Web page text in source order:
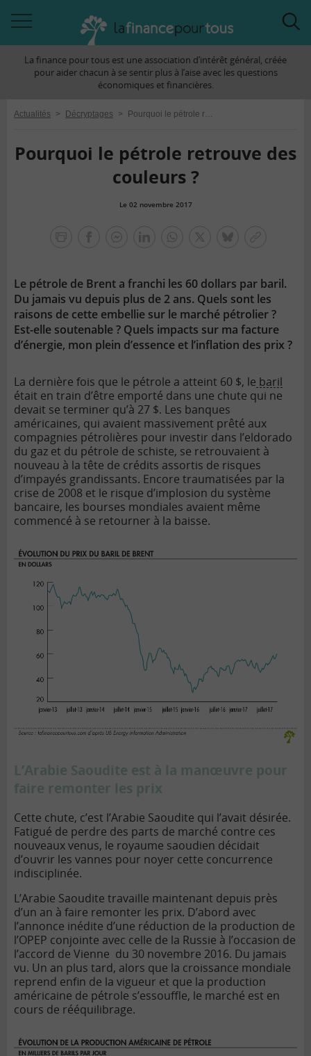
àLa finance pour tous est une association d’intérêt général, créée
pour aider chacun à se sentir plus à l’aise avec les questions
économiques et financières.
Actualités > Décryptages > Pourquoi le pétrole retrouve des couleurs ?
Pourquoi le pétrole retrouve des
couleurs ?
Le 02 novembre 2017
Le pétrole de Brent a franchi les 60 dollars par baril.
Du jamais vu depuis plus de 2 ans. Quels sont les
raisons de cette embellie sur le marché pétrolier ?
Est-elle soutenable ? Quels impacts sur ma facture
d’énergie, mon plein d’essence et l’inflation des prix ?
La dernière fois que le pétrole a atteint 60 $, le baril
était en train d’être emporté dans une chute qui ne
devait se terminer qu’à 27 $. Les banques
américaines, qui avaient massivement prêté aux
compagnies pétrolières pour investir dans l’eldorado
du gaz et du pétrole de schiste, se retrouvaient à
nouveau à la tête de crédits assortis de risques
d’impayés grandissants. Encore traumatisées par la
crise de 2008 et le risque d’implosion du système
bancaire, les bourses mondiales avaient même
commencé à se retourner à la baisse.
L’Arabie Saoudite est à la manœuvre pour
faire remonter les prix
Cette chute, c’est l’Arabie Saoudite qui l’avait désirée.
Fatigué de perdre des parts de marché contre ces
nouveaux venus, le royaume saoudien décidait
d’ouvrir les vannes pour noyer cette concurrence
indisciplinée.
L’Arabie Saoudite travaille maintenant depuis près
d’un an à faire remonter les prix. D’abord avec
l’annonce inédite d’une réduction de la production de
l’OPEP conjointe avec celle de la Russie à l’occasion de
l’accord de Vienne du 30 novembre 2016. Du jamais
vu. Un an plus tard, alors que la croissance mondiale
reprend enfin de la vigueur et que la production
américaine de pétrole s’essouffle, le marché est en
cours de rééquilibrage.